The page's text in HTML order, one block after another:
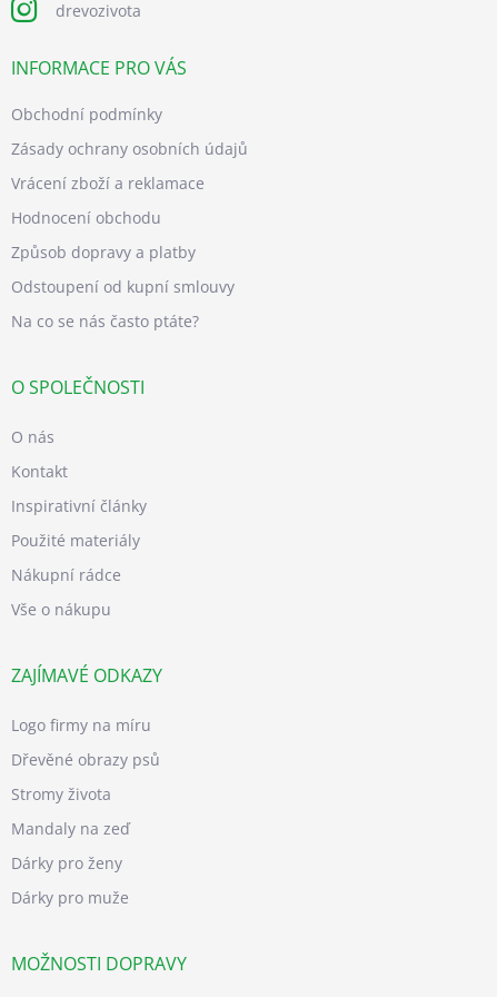
drevozivota
INFORMACE PRO VÁS
Obchodní podmínky
Zásady ochrany osobních údajů
Vrácení zboží a reklamace
Hodnocení obchodu
Způsob dopravy a platby
Odstoupení od kupní smlouvy
Na co se nás často ptáte?
O SPOLEČNOSTI
O nás
Kontakt
Inspirativní články
Použité materiály
Nákupní rádce
Vše o nákupu
ZAJÍMAVÉ ODKAZY
Logo firmy na míru
Dřevěné obrazy psů
Stromy života
Mandaly na zeď
Dárky pro ženy
Dárky pro muže
MOŽNOSTI DOPRAVY